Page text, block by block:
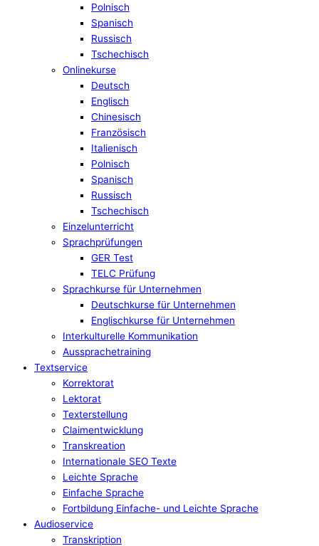
Polnisch
Spanisch
Russisch
Tschechisch
Onlinekurse
Deutsch
Englisch
Chinesisch
Französisch
Italienisch
Polnisch
Spanisch
Russisch
Tschechisch
Einzelunterricht
Sprachprüfungen
GER Test
TELC Prüfung
Sprachkurse für Unternehmen
Deutschkurse für Unternehmen
Englischkurse für Unternehmen
Interkulturelle Kommunikation
Aussprachetraining
Textservice
Korrektorat
Lektorat
Texterstellung
Claimentwicklung
Transkreation
Internationale SEO Texte
Leichte Sprache
Einfache Sprache
Fortbildung Einfache- und Leichte Sprache
Audioservice
Transkription